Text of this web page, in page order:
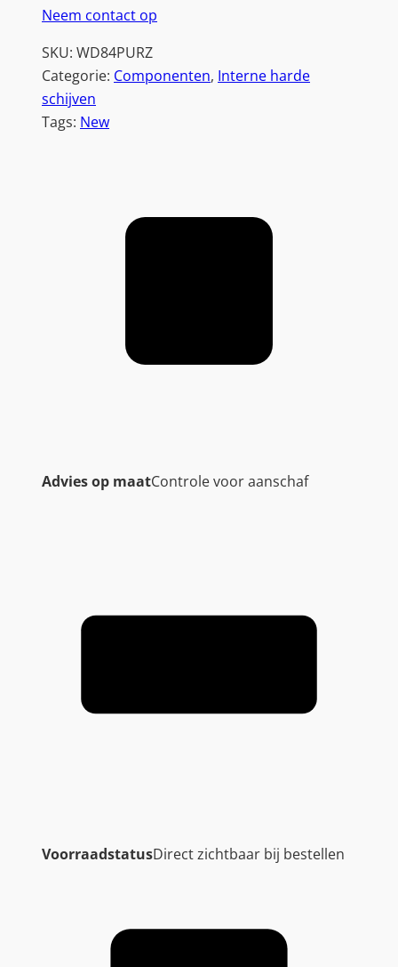
Neem contact op
SKU: WD84PURZ
Categorie: Componenten, Interne harde
schijven
Tags: New
Advies op maatControle voor aanschaf
VoorraadstatusDirect zichtbaar bij bestellen